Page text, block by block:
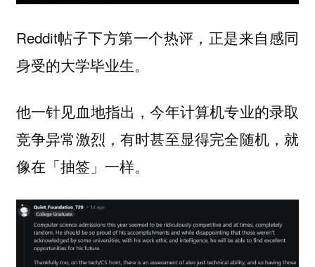
Reddit帖子下方第一个热评，正是来自感同
身受的大学毕业生。
他一针见血地指出，今年计算机专业的录取
竞争异常激烈，有时甚至显得完全随机，就
像在「抽签」一样。